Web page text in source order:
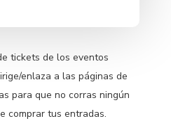
tickets de los eventos
enlaza a las páginas de
para que no corras ningún
comprar tus entradas.